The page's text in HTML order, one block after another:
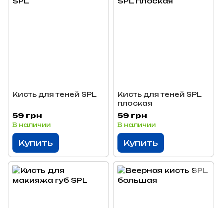
Кисть для теней SPL
59 грн
В наличии
Купить
Кисть для теней SPL
плоская
59 грн
В наличии
Купить